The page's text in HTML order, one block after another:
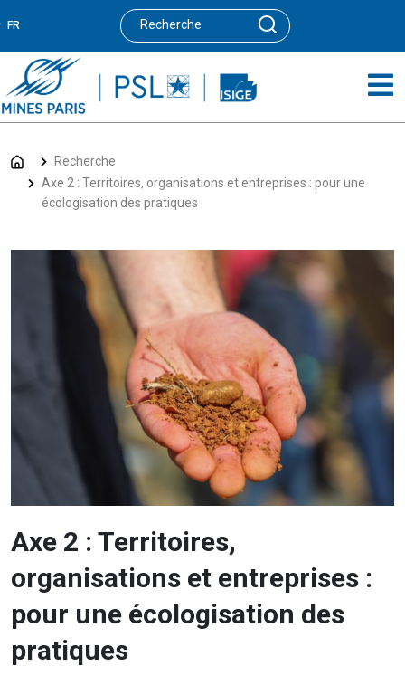
FR
Recherche
Axe 2 : Territoires, organisations et entreprises : pour une
écologisation des pratiques
Axe 2 : Territoires,
organisations et entreprises :
pour une écologisation des
pratiques